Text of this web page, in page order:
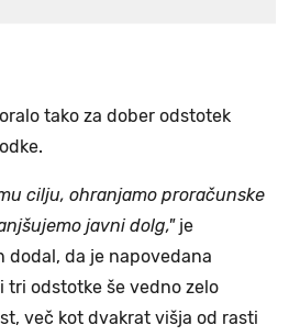
tako za dober odstotek
cilju, ohranjamo proračunske
javni dolg,"je
dodal, da je napovedana
tri odstotke še vedno zelo
več kot dvakrat višja od rasti